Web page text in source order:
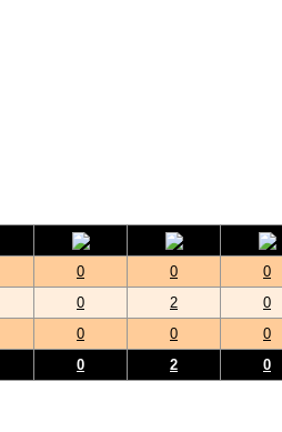
0 0 0
0 2 0
0 0 0
0 2 0